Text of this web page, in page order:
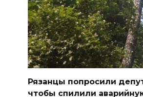
Рязанцы попросили
чтобы спилили